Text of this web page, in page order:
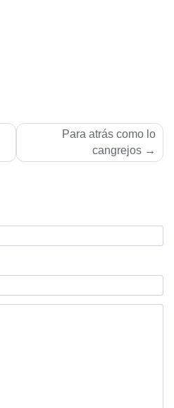
Para atrás como lo
cangrejos